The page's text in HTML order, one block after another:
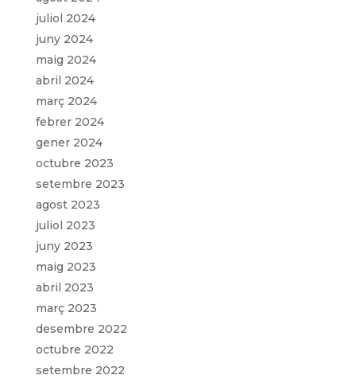
juliol 2024
juny 2024
maig 2024
abril 2024
març 2024
febrer 2024
gener 2024
octubre 2023
setembre 2023
agost 2023
juliol 2023
juny 2023
maig 2023
abril 2023
març 2023
desembre 2022
octubre 2022
setembre 2022